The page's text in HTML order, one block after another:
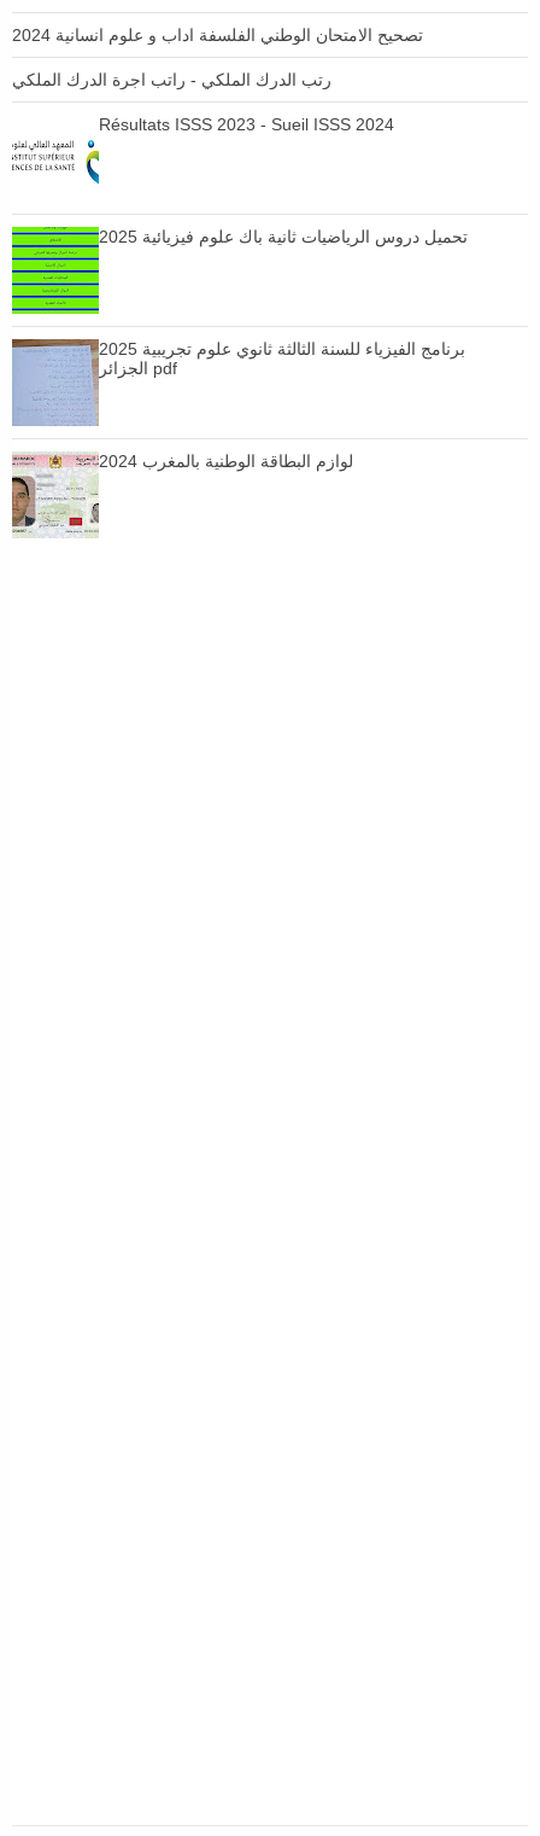
تصحيح الامتحان الوطني الفلسفة اداب و علوم انسانية 2024
رتب الدرك الملكي - راتب اجرة الدرك الملكي
Résultats ISSS 2023 - Sueil ISSS 2024
تحميل دروس الرياضيات ثانية باك علوم فيزيائية 2025
برنامج الفيزياء للسنة الثالثة ثانوي علوم تجريبية 2025
الجزائر pdf
لوازم البطاقة الوطنية بالمغرب 2024